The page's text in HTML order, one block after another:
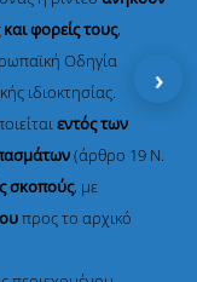
φορείς τους,
Οδηγία
ιδιοκτησίας.
εντός των
(άρθρο 19 Ν.
σκοπούς, με
προς το αρχικό
›